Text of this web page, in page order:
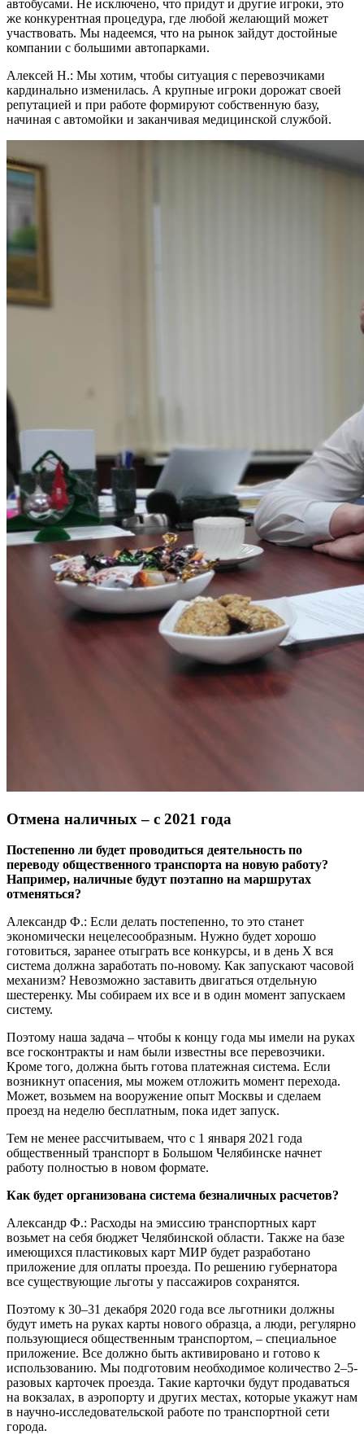
автобусами. Не исключено, что придут и другие игроки, это
же конкурентная процедура, где любой желающий может
участвовать. Мы надеемся, что на рынок зайдут достойные
компании с большими автопарками.
Алексей Н.: Мы хотим, чтобы ситуация с перевозчиками
кардинально изменилась. А крупные игроки дорожат своей
репутацией и при работе формируют собственную базу,
начиная с автомойки и заканчивая медицинской службой.
Отмена наличных – с 2021 года
Постепенно ли будет проводиться деятельность по
переводу общественного транспорта на новую работу?
Например, наличные будут поэтапно на маршрутах
отменяться?
Александр Ф.: Если делать постепенно, то это станет
экономически нецелесообразным. Нужно будет хорошо
готовиться, заранее отыграть все конкурсы, и в день Х вся
система должна заработать по-новому. Как запускают часовой
механизм? Невозможно заставить двигаться отдельную
шестеренку. Мы собираем их все и в один момент запускаем
систему.
Поэтому наша задача – чтобы к концу года мы имели на руках
все госконтракты и нам были известны все перевозчики.
Кроме того, должна быть готова платежная система. Если
возникнут опасения, мы можем отложить момент перехода.
Может, возьмем на вооружение опыт Москвы и сделаем
проезд на неделю бесплатным, пока идет запуск.
Тем не менее рассчитываем, что с 1 января 2021 года
общественный транспорт в Большом Челябинске начнет
работу полностью в новом формате.
Как будет организована система безналичных расчетов?
Александр Ф.: Расходы на эмиссию транспортных карт
возьмет на себя бюджет Челябинской области. Также на базе
имеющихся пластиковых карт МИР будет разработано
приложение для оплаты проезда. По решению губернатора
все существующие льготы у пассажиров сохранятся.
Поэтому к 30–31 декабря 2020 года все льготники должны
будут иметь на руках карты нового образца, а люди, регулярно
пользующиеся общественным транспортом, – специальное
приложение. Все должно быть активировано и готово к
использованию. Мы подготовим необходимое количество 2–5-
разовых карточек проезда. Такие карточки будут продаваться
на вокзалах, в аэропорту и других местах, которые укажут нам
в научно-исследовательской работе по транспортной сети
города.